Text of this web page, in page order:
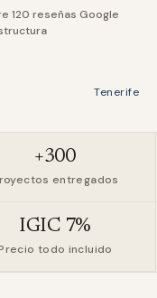
120 reseñas Google
Tenerife
+300
entregados
IGIC 7%
todo incluido